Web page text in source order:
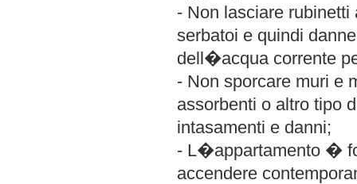
- Non lasciare
serbatoi e quindi
dell�acqua corrente
- Non sporcare muri e
assorbenti o altro tipo
intasamenti e danni;
- L�appartamento �
accendere